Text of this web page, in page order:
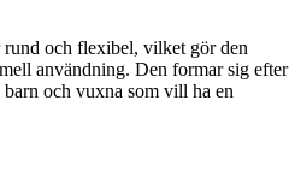
rund och flexibel, vilket gör den
användning. Den formar sig efter
och vuxna som vill ha en